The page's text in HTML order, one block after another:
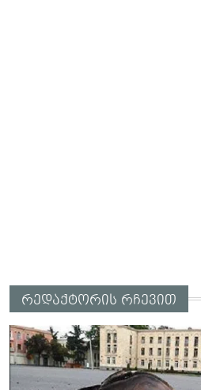
რედაქტორის რჩევით